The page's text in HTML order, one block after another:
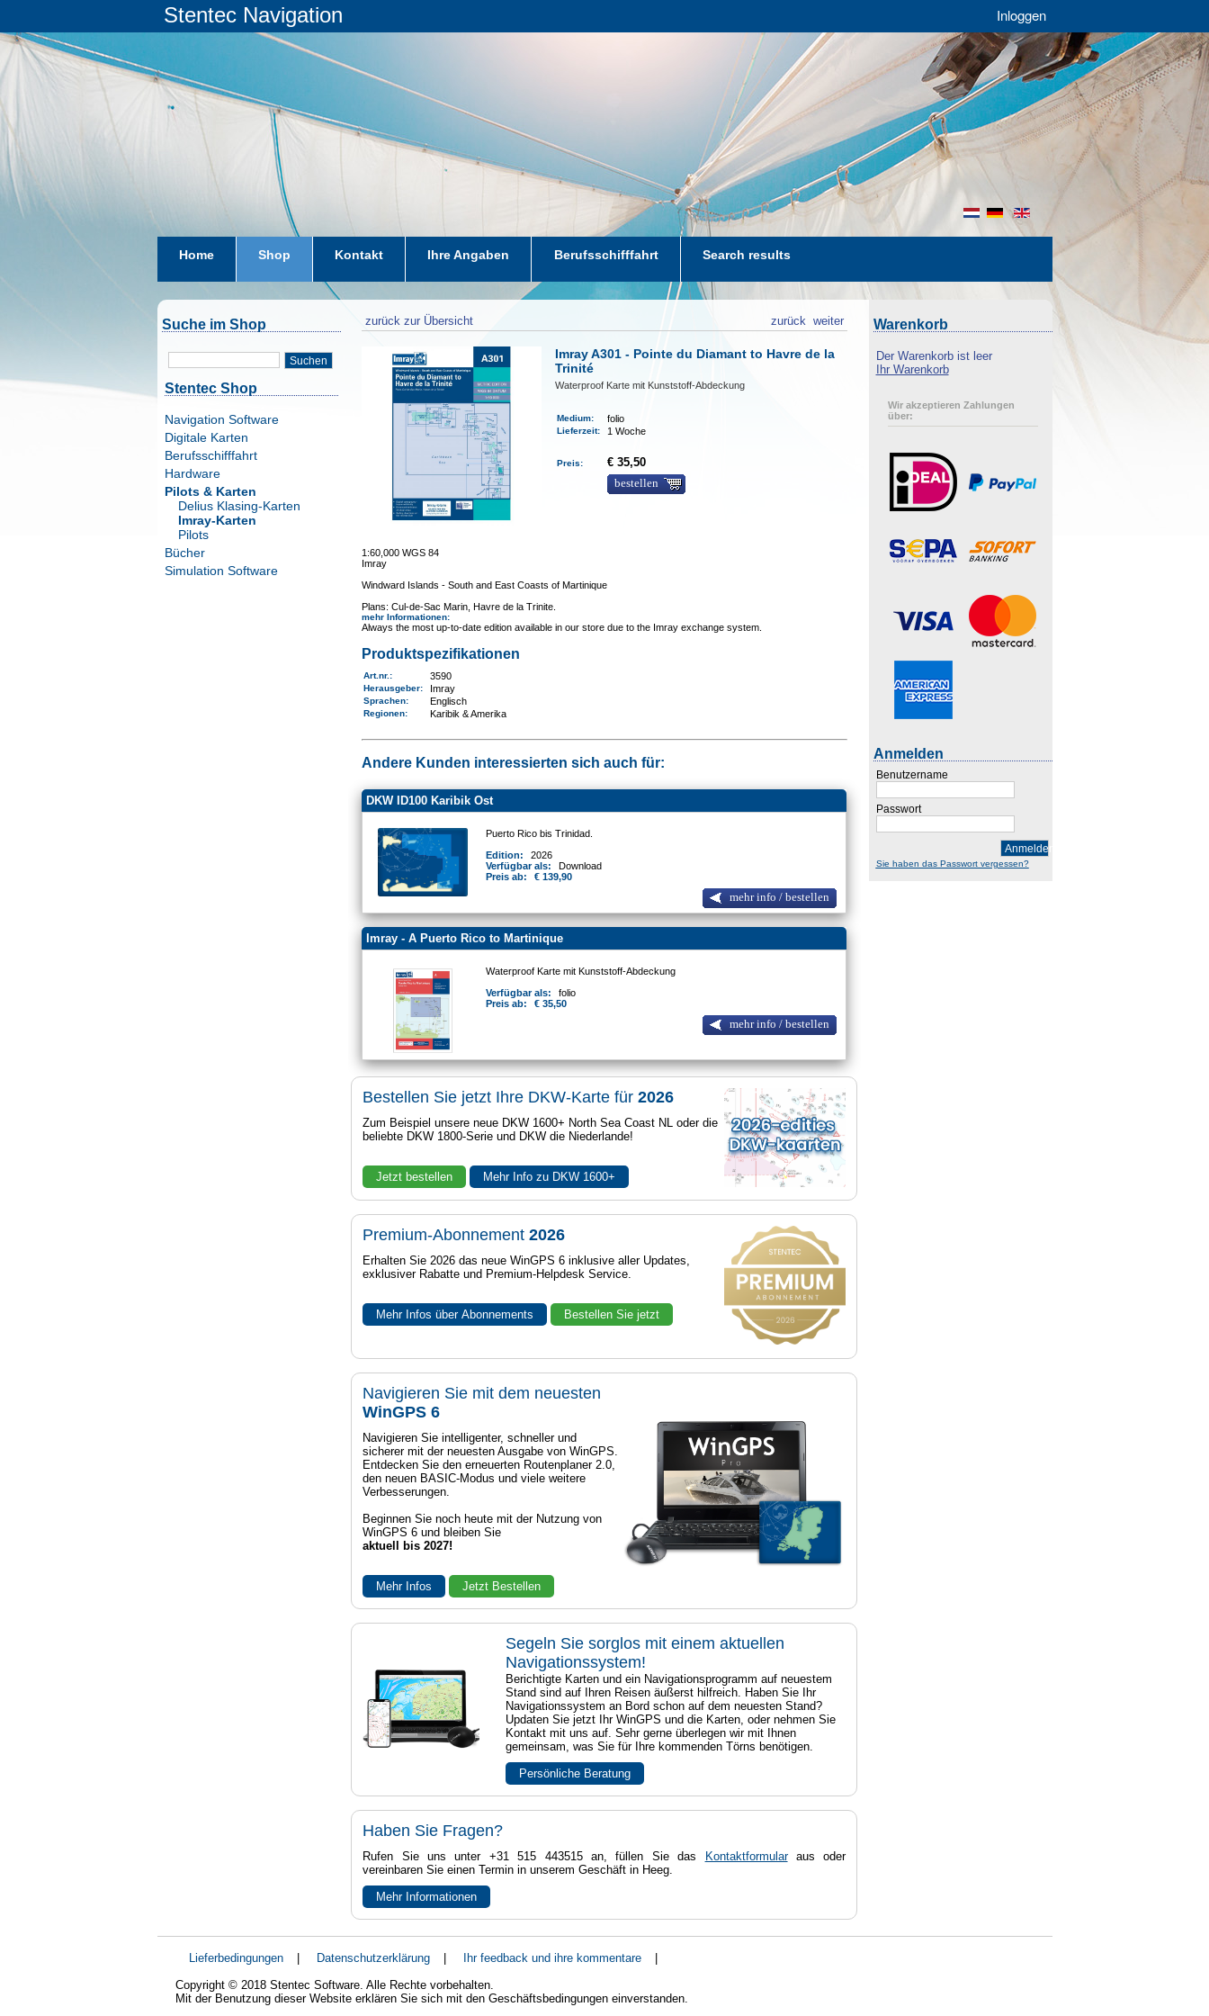
Stentec Navigation Inloggen
en
de
nl
Home Shop Kontakt Ihre Angaben Berufsschifffahrt Search results
Suche im Shop
Suchen
Stentec Shop
Navigation Software
Digitale Karten
Berufsschifffahrt
Hardware
Pilots & Karten
Delius Klasing-Karten
Imray-Karten
Pilots
Bücher
Simulation Software
zurück zur Übersicht weiter
zurück
Imray A301 - Pointe du Diamant to Havre de la
Trinité
Waterproof Karte mit Kunststoff-Abdeckung
Medium: folio
Lieferzeit: 1 Woche
Preis:
€ 35,50
bestellen
1:60,000 WGS 84
Imray
Windward Islands - South and East Coasts of Martinique
Plans: Cul-de-Sac Marin, Havre de la Trinite.
mehr Informationen:
Always the most up-to-date edition available in our store due to the Imray exchange system.
Produktspezifikationen
Art.nr. : 3590
Herausgeber: Imray
Sprachen: Englisch
Regionen: Karibik & Amerika
Andere Kunden interessierten sich auch für:
DKW ID100 Karibik Ost
Puerto Rico bis Trinidad.
Edition:
2026
Verfügbar als:
Download
Preis ab:
€ 139,90
mehr info / bestellen
Imray - A Puerto Rico to Martinique
Waterproof Karte mit Kunststoff-Abdeckung
Verfügbar als:
folio
Preis ab:
€ 35,50
mehr info / bestellen
Bestellen Sie jetzt Ihre DKW-Karte für2026
Zum Beispiel unsere neue DKW 1600+ North Sea Coast NL oder die
beliebte DKW 1800-Serie und DKW die Niederlande!
Jetzt bestellen Mehr Info zu DKW 1600+
Premium-Abonnement2026
Erhalten Sie 2026 das neue WinGPS 6 inklusive aller Updates,
exklusiver Rabatte und Premium-Helpdesk Service.
Mehr Infos über Abonnements Bestellen Sie jetzt
Navigieren Sie mit dem neuesten
WinGPS 6
Navigieren Sie intelligenter, schneller und
sicherer mit der neuesten Ausgabe von WinGPS.
Entdecken Sie den erneuerten Routenplaner 2.0,
den neuen BASIC-Modus und viele weitere
Verbesserungen.
Beginnen Sie noch heute mit der Nutzung von
WinGPS 6 und bleiben Sie
aktuell bis 2027!
Mehr Infos Jetzt Bestellen
Segeln Sie sorglos mit einem aktuellen
Navigationssystem!
Berichtigte Karten und ein Navigationsprogramm auf neuestem
Stand sind auf Ihren Reisen äußerst hilfreich. Haben Sie Ihr
Navigationssystem an Bord schon auf dem neuesten Stand?
Updaten Sie jetzt Ihr WinGPS und die Karten, oder nehmen Sie
Kontakt mit uns auf. Sehr gerne überlegen wir mit Ihnen
gemeinsam, was Sie für Ihre kommenden Törns benötigen.
Persönliche Beratung
Haben Sie Fragen?
Rufen Sie uns unter +31 515 443515 an, füllen Sie das Kontaktformularaus oder
vereinbaren Sie einen Termin in unserem Geschäft in Heeg.
Mehr Informationen
Warenkorb
Der Warenkorb ist leer
Ihr Warenkorb
Wir akzeptieren Zahlungen
über:
Anmelden
Benutzername
Passwort
Anmelden
Sie haben das Passwort vergessen?
Lieferbedingungen | Datenschutzerklärung | Ihr feedback und ihre kommentare
|
Copyright © 2018 Stentec Software. Alle Rechte vorbehalten.
Mit der Benutzung dieser Website erklären Sie sich mit den Geschäftsbedingungen einverstanden.